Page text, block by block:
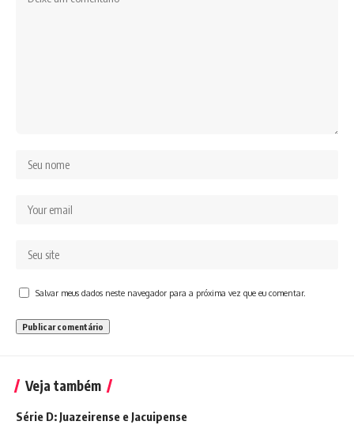
Salvar meus dados neste navegador para a próxima vez que eu comentar.
Veja também
Série D: Juazeirense e Jacuipense